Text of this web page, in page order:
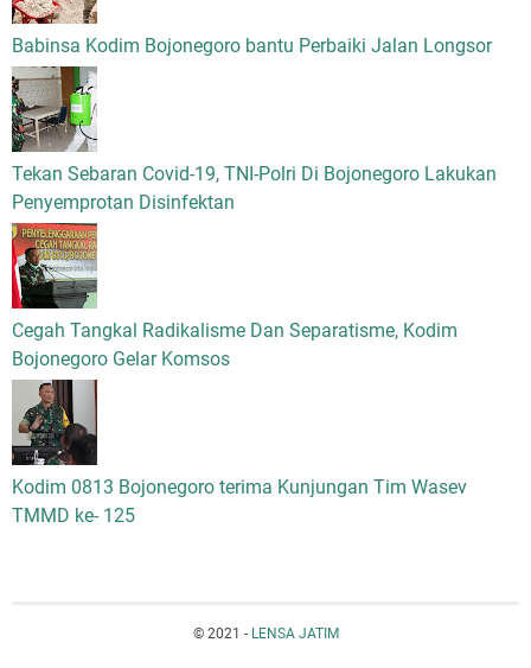
Babinsa Kodim Bojonegoro bantu Perbaiki Jalan Longsor
Tekan Sebaran Covid-19, TNI-Polri Di Bojonegoro Lakukan
Penyemprotan Disinfektan
Cegah Tangkal Radikalisme Dan Separatisme, Kodim
Bojonegoro Gelar Komsos
Kodim 0813 Bojonegoro terima Kunjungan Tim Wasev
TMMD ke- 125
© 2021 - LENSA JATIM